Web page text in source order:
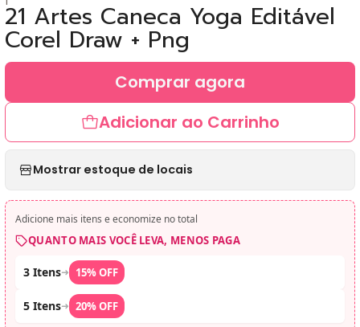
21 Artes Caneca Yoga Editável
Corel Draw + Png
Adicionar ao Carrinho
Comprar agora
Mostrar estoque de locais
Adicione mais itens e economize no total
QUANTO MAIS VOCÊ LEVA, MENOS PAGA
3 Itens➜ 15% OFF
5 Itens➜ 20% OFF